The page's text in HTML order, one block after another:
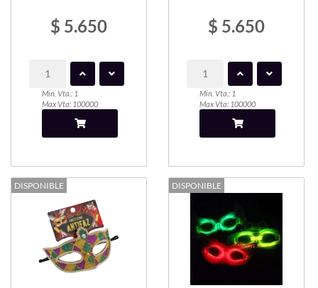
$ 5.650
Min. Vta.: 1
Max Vta: 100000
$ 5.650
Min. Vta.: 1
Max Vta: 100000
DISPONIBLE DISPONIBLE